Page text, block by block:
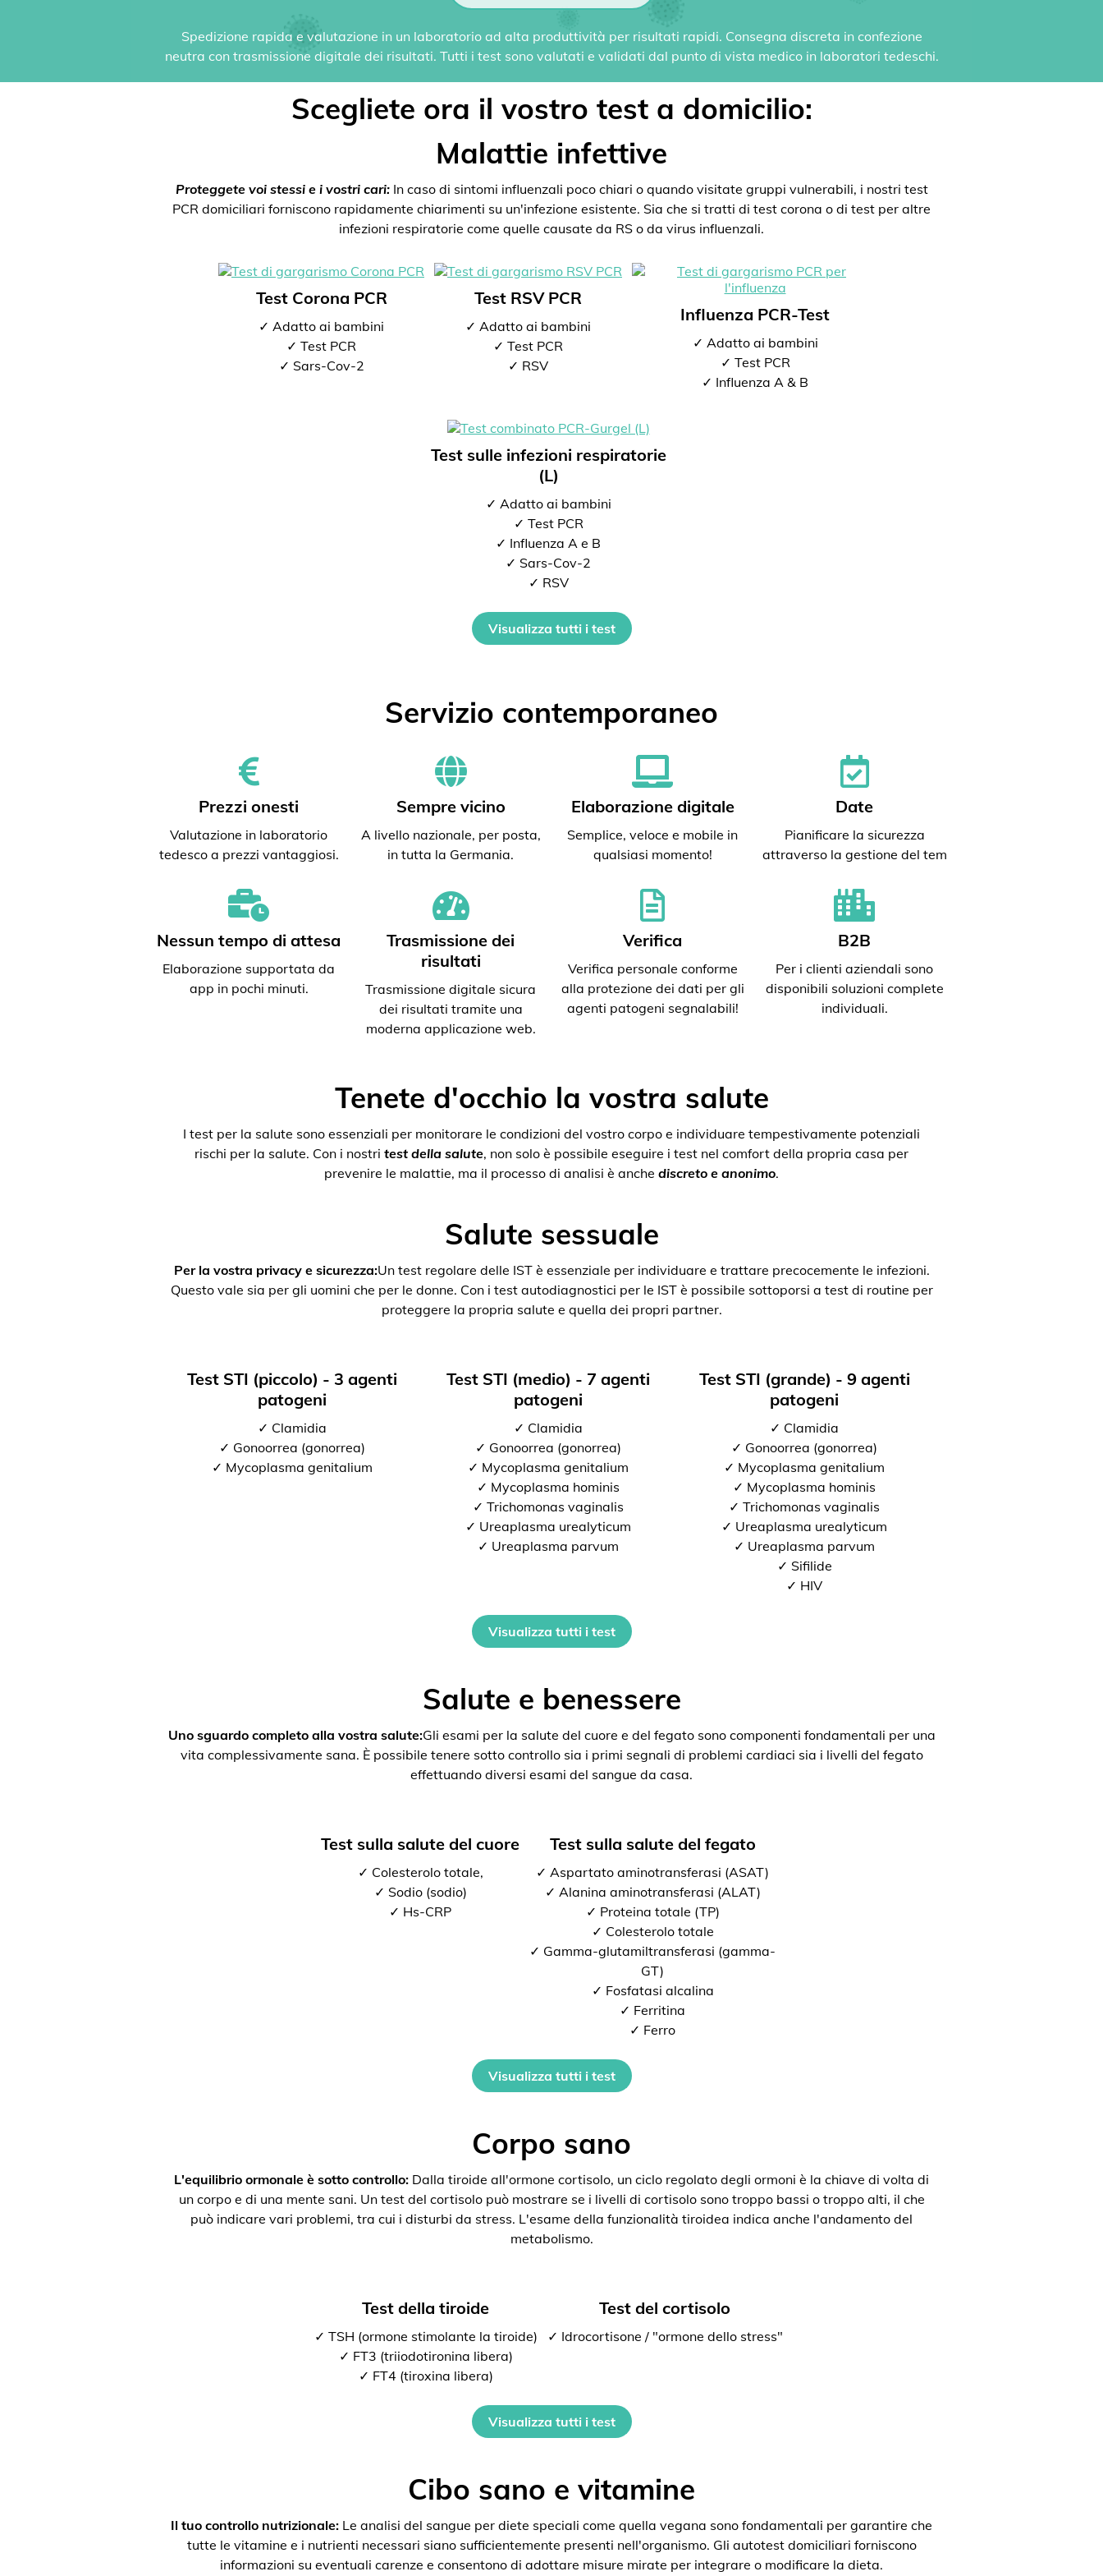
Spedizione rapida e valutazione in un laboratorio ad alta produttività per risultati rapidi. Consegna discreta in confezione
neutra con trasmissione digitale dei risultati. Tutti i test sono valutati e validati dal punto di vista medico in laboratori tedeschi.
Scegliete ora il vostro test a domicilio:
Malattie infettive
Proteggete voi stessi e i vostri cari:In caso di sintomi influenzali poco chiari o quando visitate gruppi vulnerabili, i nostri test
PCR domiciliari forniscono rapidamente chiarimenti su un'infezione esistente. Sia che si tratti di test corona o di test per altre
infezioni respiratorie come quelle causate da RS o da virus influenzali.
Test Corona PCR
✓ Adatto ai bambini
✓ Test PCR
✓ Sars-Cov-2
Test RSV PCR
✓ Adatto ai bambini
✓ Test PCR
✓ RSV
Influenza PCR-Test
✓ Adatto ai bambini
✓ Test PCR
✓ Influenza A & B
Test sulle infezioni respiratorie
(L)
✓ Adatto ai bambini
✓ Test PCR
✓ Influenza A e B
✓ Sars-Cov-2
✓ RSV
Visualizza tutti i test
Servizio contemporaneo
Prezzi onesti
Valutazione in laboratorio
tedesco a prezzi vantaggiosi.
Sempre vicino
A livello nazionale, per posta,
in tutta la Germania.
Elaborazione digitale
Semplice, veloce e mobile in
qualsiasi momento!
Date
Pianificare la sicurezza
attraverso la gestione del tem
Nessun tempo di attesa
Elaborazione supportata da
app in pochi minuti.
Trasmissione dei
risultati
Trasmissione digitale sicura
dei risultati tramite una
moderna applicazione web.
Verifica
Verifica personale conforme
alla protezione dei dati per gli
agenti patogeni segnalabili!
B2B
Per i clienti aziendali sono
disponibili soluzioni complete
individuali.
Tenete d'occhio la vostra salute
I test per la salute sono essenziali per monitorare le condizioni del vostro corpo e individuare tempestivamente potenziali
rischi per la salute. Con i nostri test della salute, non solo è possibile eseguire i test nel comfort della propria casa per
prevenire le malattie, ma il processo di analisi è anche discreto e anonimo.
Salute sessuale
Per la vostra privacy e sicurezza:Un test regolare delle IST è essenziale per individuare e trattare precocemente le infezioni.
Questo vale sia per gli uomini che per le donne. Con i test autodiagnostici per le IST è possibile sottoporsi a test di routine per
proteggere la propria salute e quella dei propri partner.
Test STI (piccolo) - 3 agenti
patogeni
✓ Clamidia
✓ Gonoorrea (gonorrea)
✓ Mycoplasma genitalium
Test STI (medio) - 7 agenti
patogeni
✓ Clamidia
✓ Gonoorrea (gonorrea)
✓ Mycoplasma genitalium
✓ Mycoplasma hominis
✓ Trichomonas vaginalis
✓ Ureaplasma urealyticum
✓ Ureaplasma parvum
Test STI (grande) - 9 agenti
patogeni
✓ Clamidia
✓ Gonoorrea (gonorrea)
✓ Mycoplasma genitalium
✓ Mycoplasma hominis
✓ Trichomonas vaginalis
✓ Ureaplasma urealyticum
✓ Ureaplasma parvum
✓ Sifilide
✓ HIV
Visualizza tutti i test
Salute e benessere
Uno sguardo completo alla vostra salute:Gli esami per la salute del cuore e del fegato sono componenti fondamentali per una
vita complessivamente sana. È possibile tenere sotto controllo sia i primi segnali di problemi cardiaci sia i livelli del fegato
effettuando diversi esami del sangue da casa.
Test sulla salute del cuore
✓ Colesterolo totale,
✓ Sodio (sodio)
✓ Hs-CRP
Test sulla salute del fegato
✓ Aspartato aminotransferasi (ASAT)
✓ Alanina aminotransferasi (ALAT)
✓ Proteina totale (TP)
✓ Colesterolo totale
✓ Gamma-glutamiltransferasi (gamma-
GT)
✓ Fosfatasi alcalina
✓ Ferritina
✓ Ferro
Visualizza tutti i test
Corpo sano
L'equilibrio ormonale è sotto controllo: Dalla tiroide all'ormone cortisolo, un ciclo regolato degli ormoni è la chiave di volta di
un corpo e di una mente sani. Un test del cortisolo può mostrare se i livelli di cortisolo sono troppo bassi o troppo alti, il che
può indicare vari problemi, tra cui i disturbi da stress. L'esame della funzionalità tiroidea indica anche l'andamento del
metabolismo.
Test della tiroide
✓ TSH (ormone stimolante la tiroide)
✓ FT3 (triiodotironina libera)
✓ FT4 (tiroxina libera)
Test del cortisolo
✓ Idrocortisone / "ormone dello stress"
Visualizza tutti i test
Cibo sano e vitamine
Il tuo controllo nutrizionale: Le analisi del sangue per diete speciali come quella vegana sono fondamentali per garantire che
tutte le vitamine e i nutrienti necessari siano sufficientemente presenti nell'organismo. Gli autotest domiciliari forniscono
informazioni su eventuali carenze e consentono di adottare misure mirate per integrare o modificare la dieta.